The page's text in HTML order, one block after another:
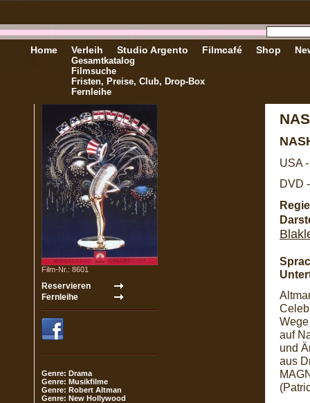
Home Verleih
Gesamtkatalog
Filmsuche
Fristen, Preise, Club, Drop-Box
Fernleihe
Studio Argento Filmcafé Shop
Film-Nr.: 8601
Genre: Drama
Genre: Musikfilme
Genre: Robert Altman
Genre: New Hollywood
USA
DVD
auf
und
aus